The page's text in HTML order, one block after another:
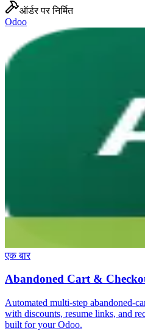
ऑर्डर पर निर्मित
Odoo
एक बार
Abandoned Cart &
Automated multi-step abandoned-
with discounts, resume links, and
built for your Odoo.